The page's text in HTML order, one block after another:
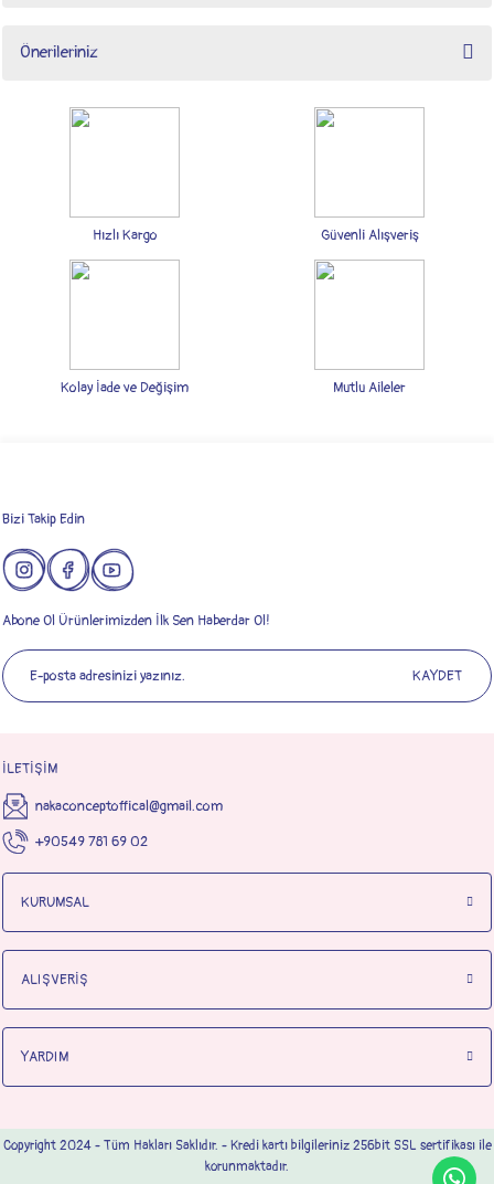
Önerileriniz
Bu ürünün fiyat bilgisi, resim, ürün açıklamalarında ve diğer konularda yetersiz
gördüğünüz noktaları öneri formunu kullanarak tarafımıza iletebilirsiniz.
Ürün açıklamasında eksik bilgiler bulunuyor.
Ürün bilgilerinde hatalar bulunuyor.
Hızlı Kargo Güvenli Alışveriş
Kolay İade ve Değişim Mutlu Aileler
Bizi Takip Edin
Abone Ol Ürünlerimizden İlk Sen Haberdar Ol!
KAYDET
İLETİŞİM
nakaconceptoffical@gmail.com
+90549 781 69 02
KURUMSAL
ALIŞVERİŞ
YARDIM
Copyright 2024 - Tüm Hakları Saklıdır. - Kredi kartı bilgileriniz 256bit SSL sertifikası ile
korunmaktadır.